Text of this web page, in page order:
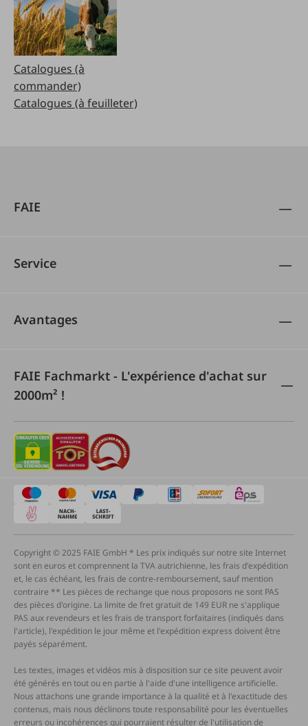
Catalogues (à
commander)
Catalogues (à feuilleter)
FAIE
Service
Avantages
FAIE Fachmarkt - L'expérience d'achat sur
2000m² !
Copyright © 2025 FAIE GmbH * Les prix indiqués sur notre site Internet
sont en euros et comprennent la TVA autrichienne, les frais d'expédition
et, le cas échéant, les frais de contre-remboursement, sauf mention
contraire ** Les pièces de rechange que nous proposons ne sont PAS
des pièces d'origine. La limite de fret gratuit de 149 EUR ne s'applique
PAS aux revendeurs et les frais de transport forfaitaires (indiqués dans
l'article), l'expédition le jour même et l'expédition express doivent être
payés séparément.
Les textes, images et vidéos mis à disposition sur ce site peuvent avoir
été générés en tout ou en partie à l'aide d'une intelligence artificielle.
Nous attachons une grande importance à la qualité et à l'exactitude des
contenus, mais nous déclinons toute responsabilité pour les éventuelles
erreurs ou incohérences qui pourraient résulter de l'utilisation de